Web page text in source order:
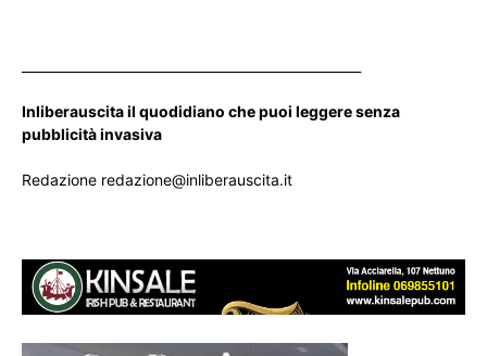
Inliberauscita il quodidiano che puoi leggere senza
pubblicità invasiva
Redazione redazione@inliberauscita.it